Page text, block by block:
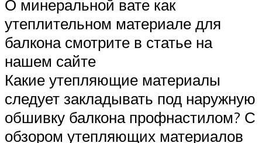
О минеральной вате как
утеплительном материале для
балкона смотрите в статье на
нашем сайте
Какие утепляющие материалы
следует закладывать под наружную
обшивку балкона профнастилом? С
обзором утепляющих материалов